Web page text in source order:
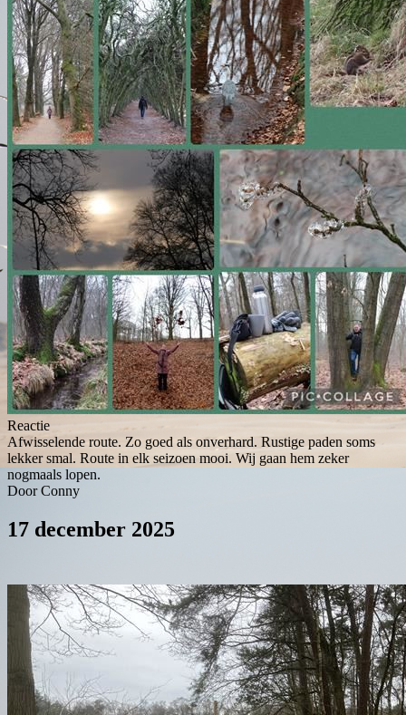
Reactie
Afwisselende route. Zo goed als onverhard. Rustige paden soms
lekker smal. Route in elk seizoen mooi. Wij gaan hem zeker
nogmaals lopen.
Door Conny
17 december 2025